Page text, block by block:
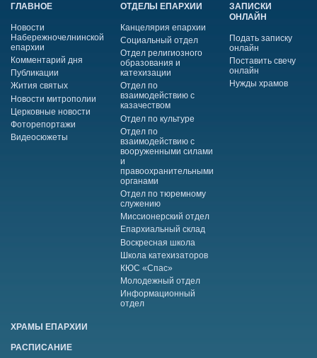
ГЛАВНОЕ
Новости
Набережночелнинской
епархии
Комментарий дня
Публикации
Жития святых
Новости митрополии
Церковные новости
Фоторепортажи
Видеосюжеты
ОТДЕЛЫ ЕПАРХИИ
Канцелярия епархии
Социальный отдел
Отдел религиозного
образования и
катехизации
Отдел по
взаимодействию с
казачеством
Отдел по культуре
Отдел по
взаимодействию с
вооруженными силами
и
правоохранительными
органами
Отдел по тюремному
служению
Миссионерский отдел
Епархиальный склад
Воскресная школа
Школа катехизаторов
КЮС «Спас»
Молодежный отдел
Информационный
отдел
ЗАПИСКИ
ОНЛАЙН
Подать записку
онлайн
Поставить свечу
онлайн
Нужды храмов
ХРАМЫ ЕПАРХИИ
РАСПИСАНИЕ